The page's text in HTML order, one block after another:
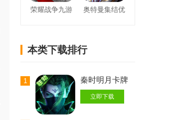
荣耀战争九游 奥特曼集结优
本类下载排行
1 秦时明月卡牌
立即下载